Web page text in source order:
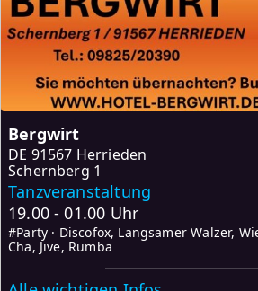
Bergwirt
DE 91567 Herrieden
Schernberg 1
Tanzveranstaltung
19.00 - 01.00 Uhr
#Party · Discofox, Langsamer Walzer,
Cha, Jive, Rumba